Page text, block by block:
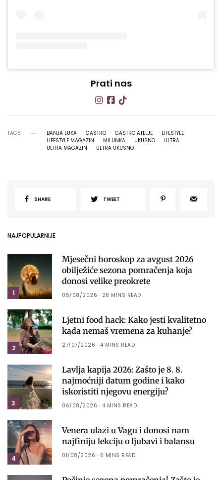
Prati nas
TAGS BANJA LUKA GASTRO GASTRO ATELJE
LIFESTYLE
LIFESTYLE MAGAZIN
MILUNKA UKUSNO
ULTRA
ULTRA MAGAZIN
ULTRA UKUSNO
SHARE TWEET
NAJPOPULARNIJE
1
Mjesečni horoskop za avgust 2026
obilježiće sezona pomračenja koja
donosi velike preokrete
05/08/2026 28 MINS READ
2
Ljetni food hack: Kako jesti kvalitetno
kada nemaš vremena za kuhanje?
27/07/2026 4 MINS READ
3
Lavlja kapija 2026: Zašto je 8. 8.
najmoćniji datum godine i kako
iskoristiti njegovu energiju?
06/08/2026 4 MINS READ
4
Venera ulazi u Vagu i donosi nam
najfiniju lekciju o ljubavi i balansu
01/08/2026 6 MINS READ